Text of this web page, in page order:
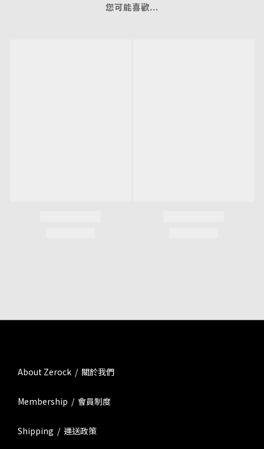
您可能喜歡...
About Zerock / 關於我們
Membership / 會員制度
Shipping / 運送政策